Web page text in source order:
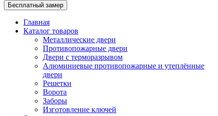
Бесплатный замер
Главная
Каталог товаров
Металлические двери
Противопожарные двери
Двери с терморазрывом
Алюминиевые противопожарные и утеплённые
двери
Решетки
Ворота
Заборы
Изготовление ключей